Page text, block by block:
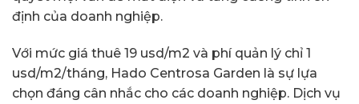
định của doanh nghiệp.
Với mức giá thuê 19 usd/m2 và phí quản lý chỉ 1
usd/m2/tháng, Hado Centrosa Garden là sự lựa
chọn đáng cân nhắc cho các doanh nghiệp. Dịch vụ